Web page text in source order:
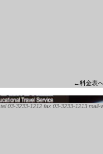
←料金表
tel 03-3233-1212 fax 03-3233-1213